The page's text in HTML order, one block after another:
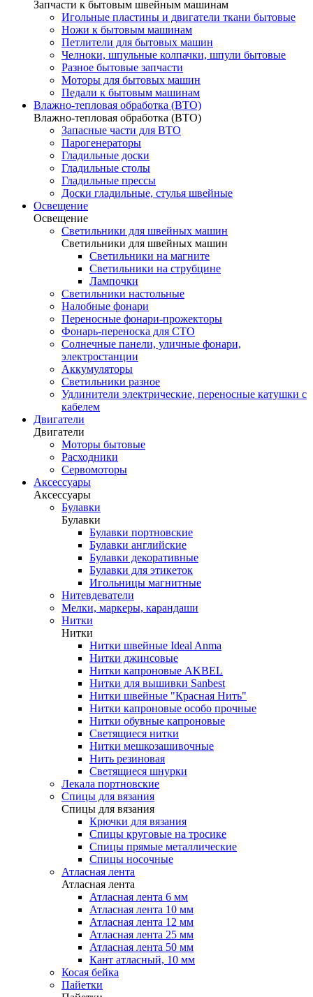
Запчасти к бытовым швейным машинам
Игольные пластины и двигатели ткани бытовые
Ножи к бытовым машинам
Петлители для бытовых машин
Челноки, шпульные колпачки, шпули бытовые
Разное бытовые запчасти
Моторы для бытовых машин
Педали к бытовым машинам
Влажно-тепловая обработка (ВТО)
Влажно-тепловая обработка (ВТО)
Запасные части для ВТО
Парогенераторы
Гладильные доски
Гладильные столы
Гладильные прессы
Доски гладильные, стулья швейные
Освещение
Освещение
Светильники для швейных машин
Светильники для швейных машин
Светильники на магните
Светильники на струбцине
Лампочки
Светильники настольные
Налобные фонари
Переносные фонари-прожекторы
Фонарь-переноска для СТО
Солнечные панели, уличные фонари,
электростанции
Аккумуляторы
Светильники разное
Удлинители электрические, переносные катушки с
кабелем
Двигатели
Двигатели
Моторы бытовые
Расходники
Сервомоторы
Аксессуары
Аксессуары
Булавки
Булавки
Булавки портновские
Булавки английские
Булавки декоративные
Булавки для этикеток
Игольницы магнитные
Нитевдеватели
Мелки, маркеры, карандаши
Нитки
Нитки
Нитки швейные Ideal Anma
Нитки джинсовые
Нитки капроновые AKBEL
Нитки для вышивки Sanbest
Нитки швейные "Красная Нить"
Нитки капроновые особо прочные
Нитки обувные капроновые
Светящиеся нитки
Нитки мешкозашивочные
Нить резиновая
Светящиеся шнурки
Лекала портновские
Спицы для вязания
Спицы для вязания
Крючки для вязания
Спицы круговые на тросике
Спицы прямые металлические
Спицы носочные
Атласная лента
Атласная лента
Атласная лента 6 мм
Атласная лента 10 мм
Атласная лента 12 мм
Атласная лента 25 мм
Атласная лента 50 мм
Кант атласный, 10 мм
Косая бейка
Пайетки